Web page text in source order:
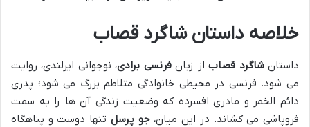
خلاصه داستان شاگرد قصاب
داستانشاگرد قصاباز زبانفرنسی برادی، نوجوانی ایرلندی، روایت
می شود. فرنسی در محیطی خانوادگی متلاطم بزرگ می شود؛ پدری
دائم الخمر و مادری افسرده که وضعیت زندگی آن ها را به سمت
فروپاشی می کشاند. در این میان،جو پرسل تنها دوست و پناهگاه